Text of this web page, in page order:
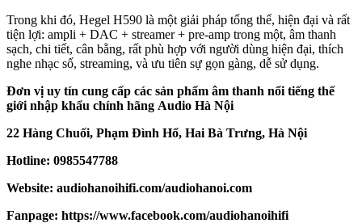
Trong khi đó, Hegel H590 là một giải pháp tổng thể, hiện đại và rất
tiện lợi: ampli + DAC + streamer + pre-amp trong một, âm thanh
sạch, chi tiết, cân bằng, rất phù hợp với người dùng hiện đại, thích
nghe nhạc số, streaming, và ưu tiên sự gọn gàng, dễ sử dụng.
Đơn vị uy tín cung cấp các sản phẩm âm thanh nổi tiếng thế
giới nhập khẩu chính hãng Audio Hà Nội
22 Hàng Chuối, Phạm Đình Hổ, Hai Bà Trưng, Hà Nội
Hotline: 0985547788
Website: audiohanoihifi.com/audiohanoi.com
Fanpage: https://www.facebook.com/audiohanoihifi